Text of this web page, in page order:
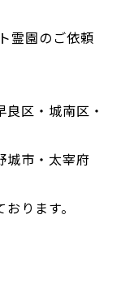
霊園のご依頼
区・城南区・
城市・太宰府
ります。